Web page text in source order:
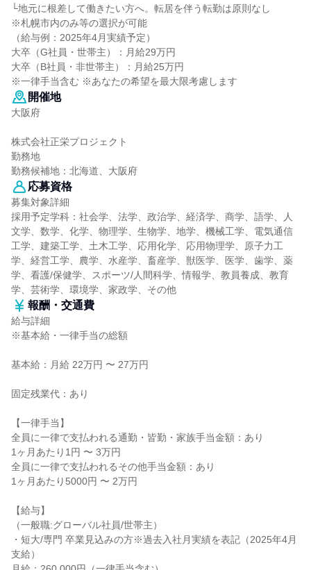
└地元に根差して働きたい方へ。転居を伴う転勤は原則なし
※札幌市内のみ等の選択が可能
（給与例：2025年4月実績予定）
大卒（G社員・世帯主）：月給29万円
大卒（B社員・非世帯主）：月給25万円
※一律手当含む ※あなたの希望を最大限考慮します
開催地
大阪府
株式会社正栄プロジェクト
勤務地
勤務候補地：北海道、大阪府
応募資格
募集対象詳細
採用予定学科：社会学、法学、政治学、経済学、商学、語学、人
文学、数学、化学、物理学、生物学、地学、機械工学、電気通信
工学、建築工学、土木工学、応用化学、応用物理学、原子力工
学、経営工学、農学、水産学、畜産学、獣医学、医学、歯学、薬
学、看護/保健学、スポーツ/人間科学、情報学、教員養成、教育
学、芸術学、環境学、家政学、その他
報酬・交通費
給与詳細
※基本給・一律手当の総額
基本給：月給 22万円 〜 27万円
固定残業代：あり
【一律手当】
全員に一律で支払われる通勤・皆勤・家族手当金額：あり
1ヶ月あたり1円 〜 3万円
全員に一律で支払われるその他手当金額：あり
1ヶ月あたり5000円 〜 2万円
【給与】
（一般職:グローバル社員/世帯主）
・短大/専門 卒業見込みの方※過去入社月実績を表記（2025年4月
支給）